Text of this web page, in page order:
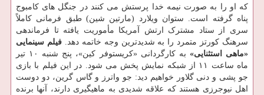
که او را به صورت نیمه خدا پرستش می کنند در جنگل های کامبوج
پناه گرفته است. ستوان ویلارد (مارتین شین) طبق فرمانی کاملاً
سری از ستاد مشترک ارتش آمریکا مأموریت یافته تا فرماندهی
سرهنگ کورتز متمرد را به شدیدترین وجه خاتمه دهد.فیلم سینمایی
«ماهی استثنایی»
به کارگردانی «کریستوفر کین»، پنج شنبه ۱۰ تیر
ماه ساعت ۱۱ از شبکه نمایش پخش می شود. در این فیلم با بازی
جو پشی و دنی گلاور خواهیم دید: جو واترز و گاس گرین، دو دوست
اهل نیوجرزی هستند که علاقه شدیدی به ماهیگیری دارند، آنها برنده